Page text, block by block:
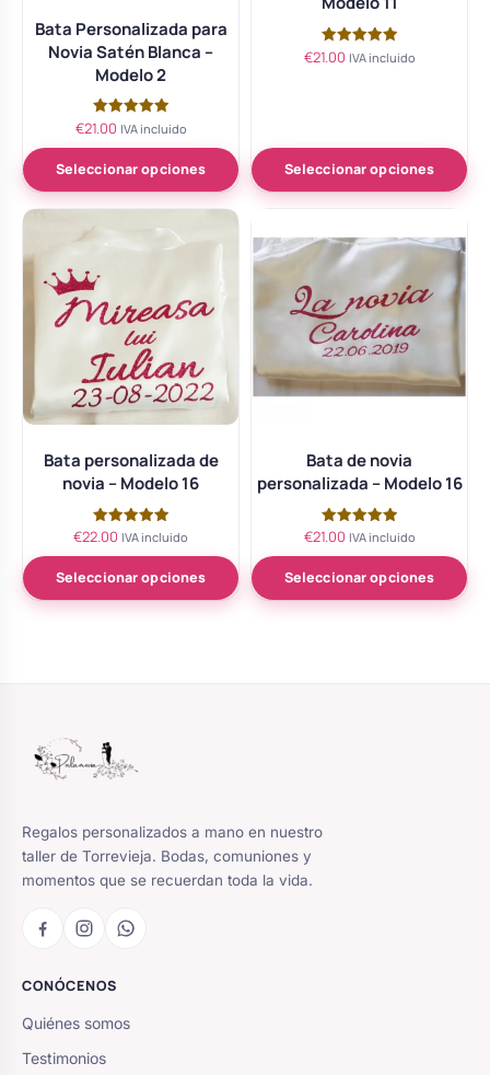
Bata Personalizada para
Novia Satén Blanca –
Modelo 2
Valorado
5.00
de 5
€21.00 IVA incluido
Seleccionar opciones
Valorado
con
€21.00 IVA incluido
Seleccionar opciones
Bata personalizada de
novia – Modelo 16
Valorado
5.00
de 5
€22.00 IVA incluido
Seleccionar opciones
Bata de novia
personalizada – Modelo 16
Valorado
5.00
de 5
€21.00 IVA incluido
Seleccionar opciones
Regalos personalizados a mano en nuestro
taller de Torrevieja. Bodas, comuniones y
momentos que se recuerdan toda la vida.
CONÓCENOS
Quiénes somos
Testimonios